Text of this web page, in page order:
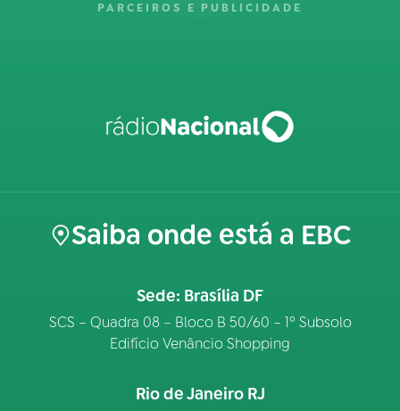
PARCEIROS E PUBLICIDADE
Saiba onde está a EBC
Sede: Brasília DF
SCS – Quadra 08 – Bloco B 50/60 – 1º Subsolo
Edifício Venâncio Shopping
Rio de Janeiro RJ